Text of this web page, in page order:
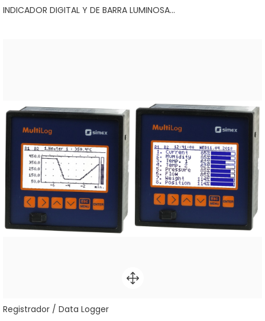
INDICADOR DIGITAL Y DE BARRA LUMINOSA...
Registrador / Data Logger